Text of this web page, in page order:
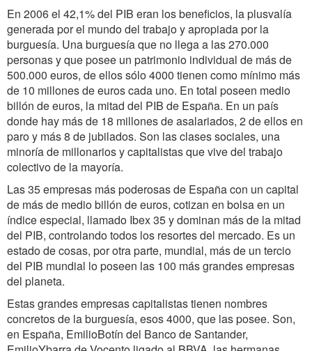
En 2006 el 42,1% del PIB eran los beneficios, la plusvalía
generada por el mundo del trabajo y apropiada por la
burguesía. Una burguesía que no llega a las 270.000
personas y que posee un patrimonio individual de más de
500.000 euros, de ellos sólo 4000 tienen como mínimo más
de 10 millones de euros cada uno. En total poseen medio
billón de euros, la mitad del PIB de España. En un país
donde hay más de 18 millones de asalariados, 2 de ellos en
paro y más 8 de jubilados. Son las clases sociales, una
minoría de millonarios y capitalistas que vive del trabajo
colectivo de la mayoría.
Las 35 empresas más poderosas de España con un capital
de más de medio billón de euros, cotizan en bolsa en un
índice especial, llamado Ibex 35 y dominan más de la mitad
del PIB, controlando todos los resortes del mercado. Es un
estado de cosas, por otra parte, mundial, más de un tercio
del PIB mundial lo poseen las 100 más grandes empresas
del planeta.
Estas grandes empresas capitalistas tienen nombres
concretos de la burguesía, esos 4000, que las posee. Son,
en España, EmilioBotín del Banco de Santander,